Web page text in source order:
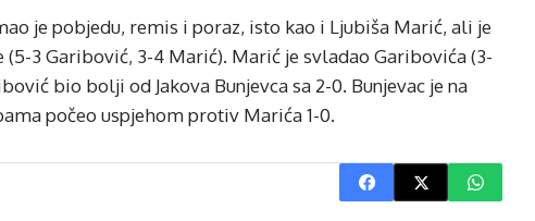
je pobjedu, remis i poraz, isto kao i Ljubiša Marić, ali je
3 Garibović, 3-4 Marić). Marić je svladao Garibovića (3-
bio bolji od Jakova Bunjevca sa 2-0. Bunjevac je na
počeo uspjehom protiv Marića 1-0.